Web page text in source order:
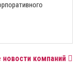
новости компаний